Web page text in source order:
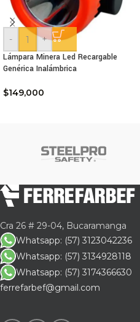
-
+
Lámpara Minera Led Recargable
Genérica Inalámbrica
$149,000
Cra 26 # 29-04, Bucaramanga
Whatsapp: (57) 3123042236
Whatsapp: (57) 3134928118
Whatsapp: (57) 3174366630
ferrefarbef@gmail.com